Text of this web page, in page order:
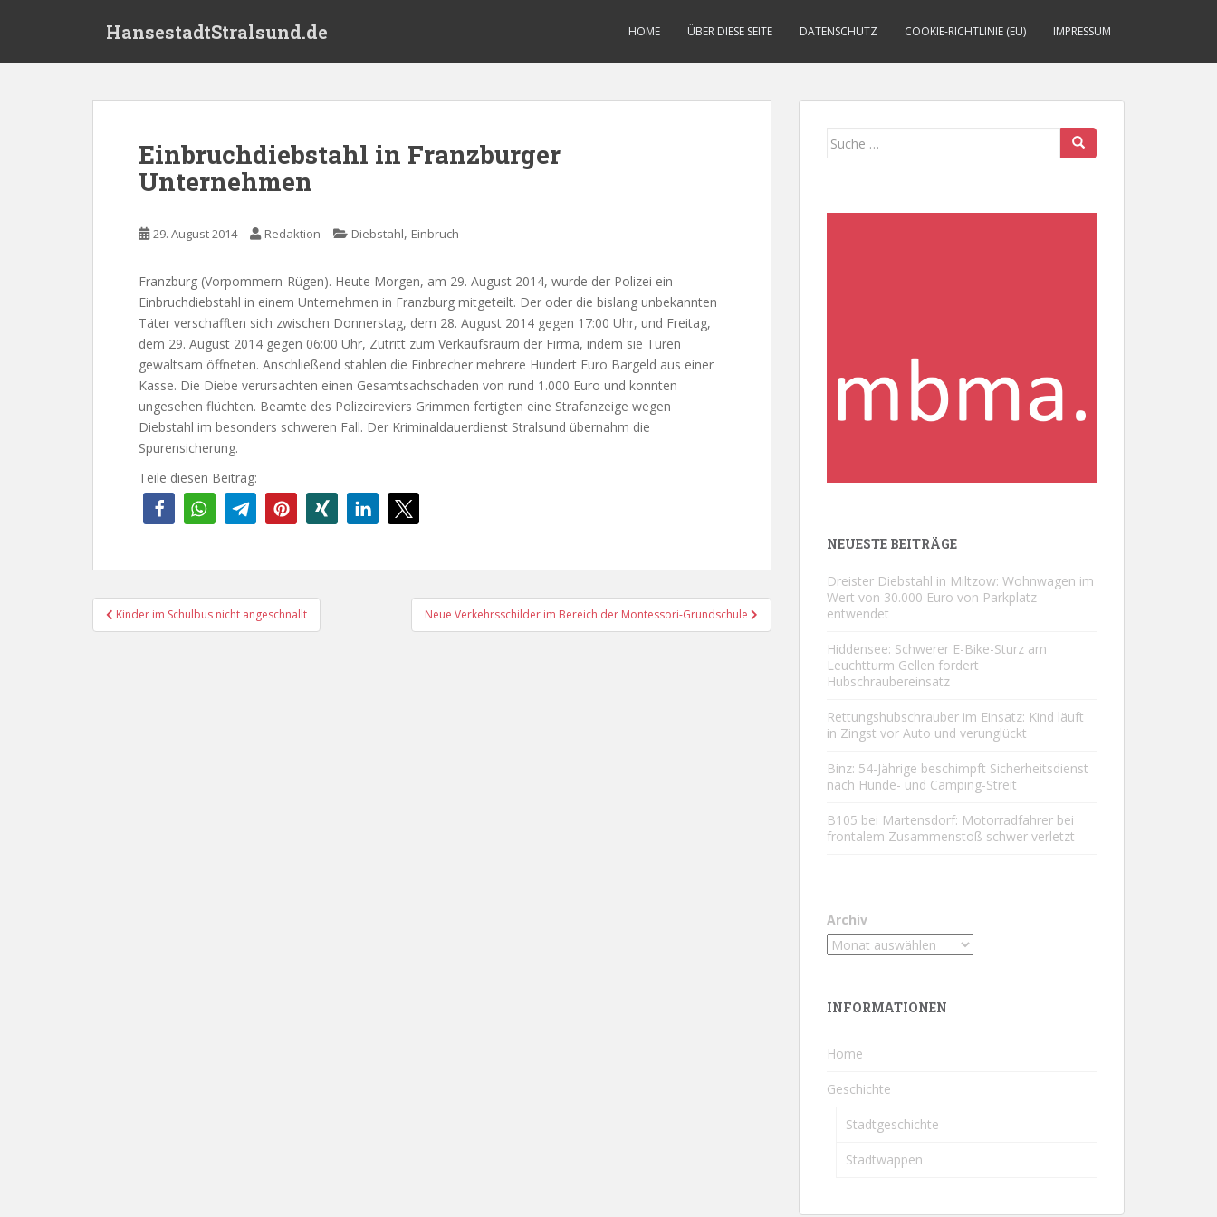
HansestadtStralsund.de HOME ÜBER DIESE SEITE DATENSCHUTZ COOKIE-RICHTLINIE (EU) IMPRESSUM
Einbruchdiebstahl in Franzburger
Unternehmen
29. August 2014 Redaktion Diebstahl, Einbruch
Franzburg (Vorpommern-Rügen). Heute Morgen, am 29. August 2014, wurde der Polizei ein
Einbruchdiebstahl in einem Unternehmen in Franzburg mitgeteilt. Der oder die bislang unbekannten
Täter verschafften sich zwischen Donnerstag, dem 28. August 2014 gegen 17:00 Uhr, und Freitag,
dem 29. August 2014 gegen 06:00 Uhr, Zutritt zum Verkaufsraum der Firma, indem sie Türen
gewaltsam öffneten. Anschließend stahlen die Einbrecher mehrere Hundert Euro Bargeld aus einer
Kasse. Die Diebe verursachten einen Gesamtsachschaden von rund 1.000 Euro und konnten
ungesehen flüchten. Beamte des Polizeireviers Grimmen fertigten eine Strafanzeige wegen
Diebstahl im besonders schweren Fall. Der Kriminaldauerdienst Stralsund übernahm die
Spurensicherung.
Teile diesen Beitrag:
Beitragsnavigation
Kinder im Schulbus nicht angeschnallt Neue Verkehrsschilder im Bereich der Montessori-Grundschule
Suche
NEUESTE BEITRÄGE
Dreister Diebstahl in Miltzow: Wohnwagen im
Wert von 30.000 Euro von Parkplatz
entwendet
Hiddensee: Schwerer E-Bike-Sturz am
Leuchtturm Gellen fordert
Hubschraubereinsatz
Rettungshubschrauber im Einsatz: Kind läuft
in Zingst vor Auto und verunglückt
Binz: 54-Jährige beschimpft Sicherheitsdienst
nach Hunde- und Camping-Streit
B105 bei Martensdorf: Motorradfahrer bei
frontalem Zusammenstoß schwer verletzt
Archiv
INFORMATIONEN
Home
Geschichte
Stadtgeschichte
Stadtwappen